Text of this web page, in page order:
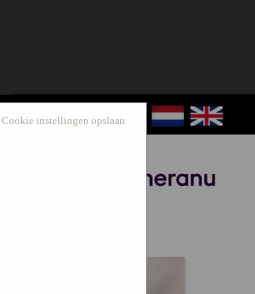
Cookie instellingen opslaan